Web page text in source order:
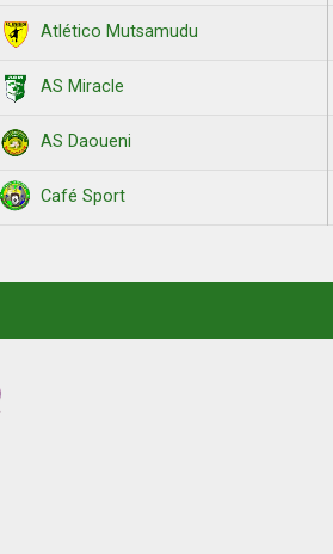
Atlético Mutsamudu
AS Miracle
AS Daoueni
Café Sport